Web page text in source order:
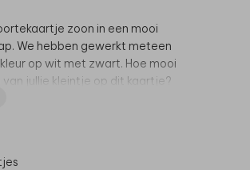
zoon in een mooi
We hebben gewerkt meteen
op wit met zwart. Hoe mooi
jullie kleintje op dit kaartje?